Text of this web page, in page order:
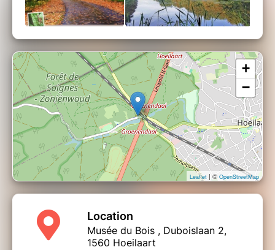
+
−
Leaflet | © OpenStreetMap
Location
Musée du Bois , Duboislaan 2,
1560 Hoeilaart